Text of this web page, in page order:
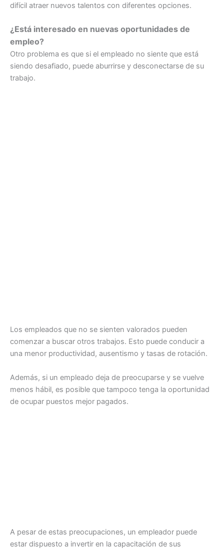
difícil atraer nuevos talentos con diferentes opciones.
¿Está interesado en nuevas oportunidades de
empleo?
Otro problema es que si el empleado no siente que está
siendo desafiado, puede aburrirse y desconectarse de su
trabajo.
Los empleados que no se sienten valorados pueden
comenzar a buscar otros trabajos. Esto puede conducir a
una menor productividad, ausentismo y tasas de rotación.
Además, si un empleado deja de preocuparse y se vuelve
menos hábil, es posible que tampoco tenga la oportunidad
de ocupar puestos mejor pagados.
A pesar de estas preocupaciones, un empleador puede
estar dispuesto a invertir en la capacitación de sus